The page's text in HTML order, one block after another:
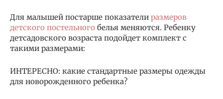
Для малышей постарше показатели размеров
детского постельного белья меняются. Ребенку
детсадовского возраста подойдет комплект с
такими размерами:
ИНТЕРЕСНО: какие стандартные размеры одежды
для новорожденного ребенка?